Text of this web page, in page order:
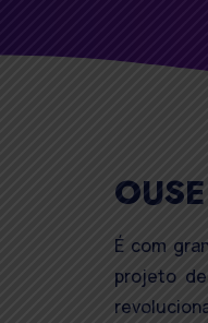
É com
projeto